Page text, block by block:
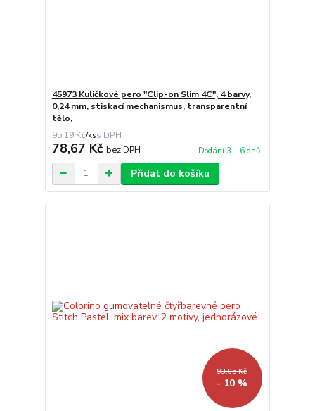
45973 Kuličkové pero "Clip-on Slim 4C", 4 barvy,
0,24 mm, stiskací mechanismus, transparentní
tělo,
95,19 Kč/ks
78,67 Kč bez DPH Dodání 3 – 6 dnů
Přidat do košíku
93,05 Kč
- 10 %